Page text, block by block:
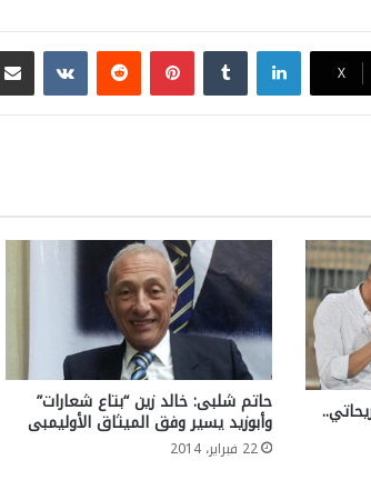
‫X
لينكدإن بينتيريست
حاتم شلبى: خالد زين “بتاع شعارات”
وأبوزيد يسير وفق الميثاق الأوليمبى
22 فبراير، 2014